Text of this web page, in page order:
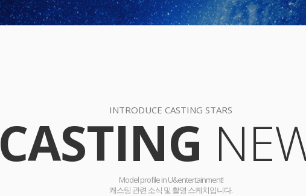
INTRODUCE CASTING STARS
CASTING
Model profile in U&entertainment!
캐스팅 관련 소식 및 촬영 스케치입니다.